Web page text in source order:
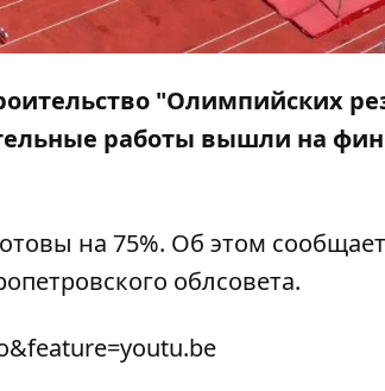
"Олимпийских
работы вышли на
на 75%. Об этом сообщает
облсовета.